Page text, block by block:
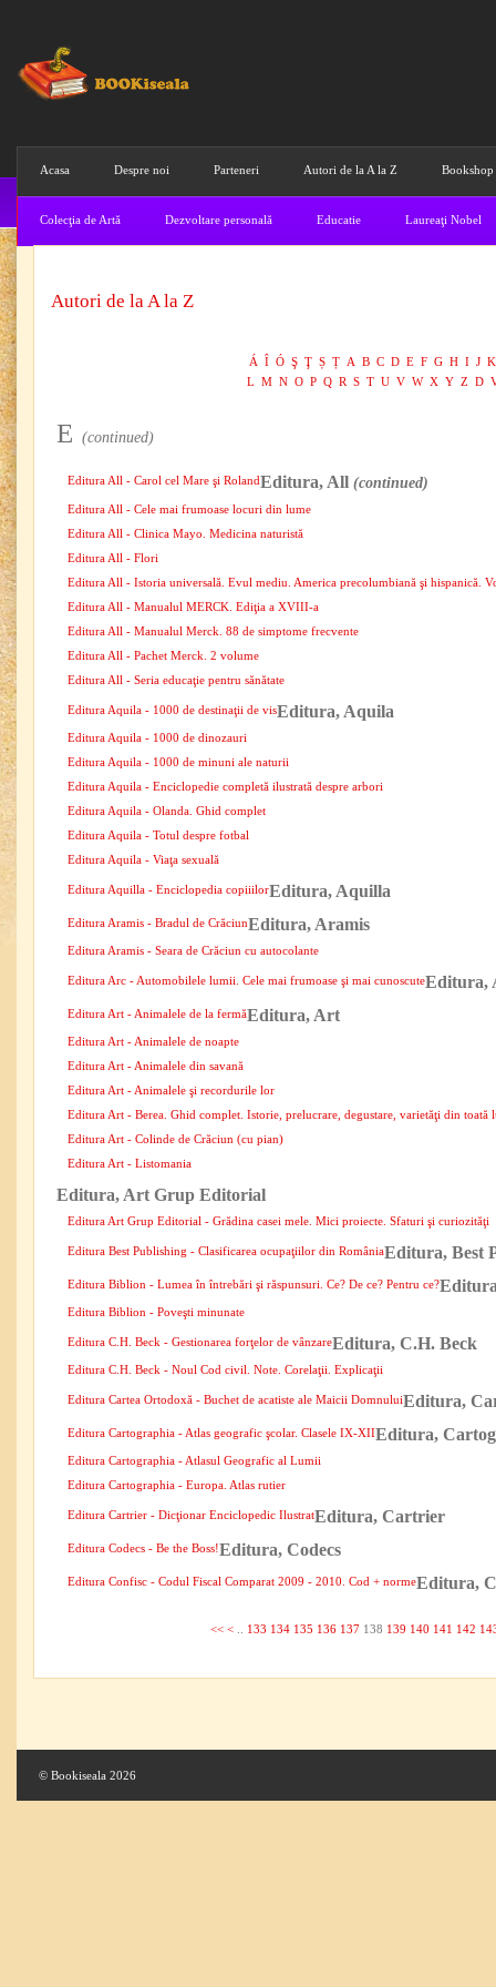
Acasa Despre noi Parteneri Autori de la A la Z Bookshop
Colecţia de Artă Dezvoltare personală Educatie Laureaţi Nobel
Autori de la A la Z
Á Î Ó Ş Ţ Ș Ț A B C D E F G H I J K
L M N O P Q R S T U V W X Y Z D
E (continued)
Editura, All (continued)
Editura All - Carol cel Mare şi Roland
Editura All - Cele mai frumoase locuri din lume
Editura All - Clinica Mayo. Medicina naturistă
Editura All - Flori
Editura All - Istoria universală. Evul mediu. America precolumbiană şi hispanică.
Editura All - Manualul MERCK. Ediţia a XVIII-a
Editura All - Manualul Merck. 88 de simptome frecvente
Editura All - Pachet Merck. 2 volume
Editura All - Seria educaţie pentru sănătate
Editura, Aquila
Editura Aquila - 1000 de destinaţii de vis
Editura Aquila - 1000 de dinozauri
Editura Aquila - 1000 de minuni ale naturii
Editura Aquila - Enciclopedie completă ilustrată despre arbori
Editura Aquila - Olanda. Ghid complet
Editura Aquila - Totul despre fotbal
Editura Aquila - Viaţa sexuală
Editura, Aquilla
Editura Aquilla - Enciclopedia copiiilor
Editura, Aramis
Editura Aramis - Bradul de Crăciun
Editura Aramis - Seara de Crăciun cu autocolante
Editura,
Editura Arc - Automobilele lumii. Cele mai frumoase şi mai cunoscute
Editura, Art
Editura Art - Animalele de la fermă
Editura Art - Animalele de noapte
Editura Art - Animalele din savană
Editura Art - Animalele şi recordurile lor
Editura Art - Berea. Ghid complet. Istorie, prelucrare, degustare, varietăţi din toată
Editura Art - Colinde de Crăciun (cu pian)
Editura Art - Listomania
Editura, Art Grup Editorial
Editura Art Grup Editorial - Grădina casei mele. Mici proiecte. Sfaturi şi curiozităţi
Editura, Best
Editura Best Publishing - Clasificarea ocupaţiilor din România
Editura Biblion - Lumea în întrebări şi răspunsuri. Ce? De ce? Pentru ce?
Editura Biblion - Poveşti minunate
Editura, C.H. Beck
Editura C.H. Beck - Gestionarea forţelor de vânzare
Editura C.H. Beck - Noul Cod civil. Note. Corelaţii. Explicaţii
Editura,
Editura Cartea Ortodoxă - Buchet de acatiste ale Maicii Domnului
Editura,
Editura Cartographia - Atlas geografic şcolar. Clasele IX-XII
Editura Cartographia - Atlasul Geografic al Lumii
Editura Cartographia - Europa. Atlas rutier
Editura, Cartrier
Editura Cartrier - Dicţionar Enciclopedic Ilustrat
Editura, Codecs
Editura Codecs - Be the Boss!
Editura,
Editura Confisc - Codul Fiscal Comparat 2009 - 2010. Cod + norme
<< <.. 133 134 135 136 137 138 139 140 141 142
© Bookiseala 2026